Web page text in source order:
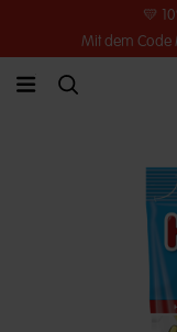
💛
Mit dem Code
link.header.menu.label